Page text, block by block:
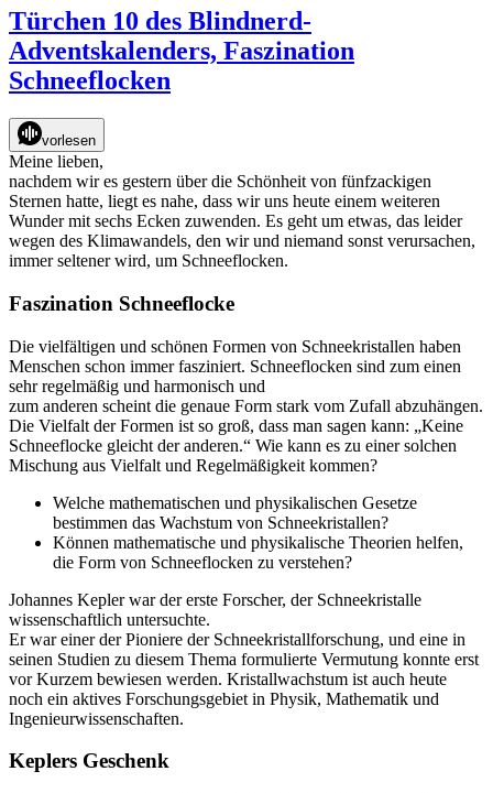
Blindnerd-
wissen
wir
am
wenigsten
Türchen 10 des Blindnerd-
Adventskalenders, Faszination
Schneeflocken
vorlesen
Meine lieben,
nachdem wir es gestern über die Schönheit von fünfzackigen
Sternen hatte, liegt es nahe, dass wir uns heute einem weiteren
Wunder mit sechs Ecken zuwenden. Es geht um etwas, das leider
wegen des Klimawandels, den wir und niemand sonst verursachen,
immer seltener wird, um Schneeflocken.
Faszination Schneeflocke
Die vielfältigen und schönen Formen von Schneekristallen haben
Menschen schon immer fasziniert. Schneeflocken sind zum einen
sehr regelmäßig und harmonisch und
zum anderen scheint die genaue Form stark vom Zufall abzuhängen.
Die Vielfalt der Formen ist so groß, dass man sagen kann: „Keine
Schneeflocke gleicht der anderen.“ Wie kann es zu einer solchen
Mischung aus Vielfalt und Regelmäßigkeit kommen?
Welche mathematischen und physikalischen Gesetze
bestimmen das Wachstum von Schneekristallen?
Können mathematische und physikalische Theorien helfen,
die Form von Schneeflocken zu verstehen?
Johannes Kepler war der erste Forscher, der Schneekristalle
wissenschaftlich untersuchte.
Er war einer der Pioniere der Schneekristallforschung, und eine in
seinen Studien zu diesem Thema formulierte Vermutung konnte erst
vor Kurzem bewiesen werden. Kristallwachstum ist auch heute
noch ein aktives Forschungsgebiet in Physik, Mathematik und
Ingenieurwissenschaften.
Keplers Geschenk